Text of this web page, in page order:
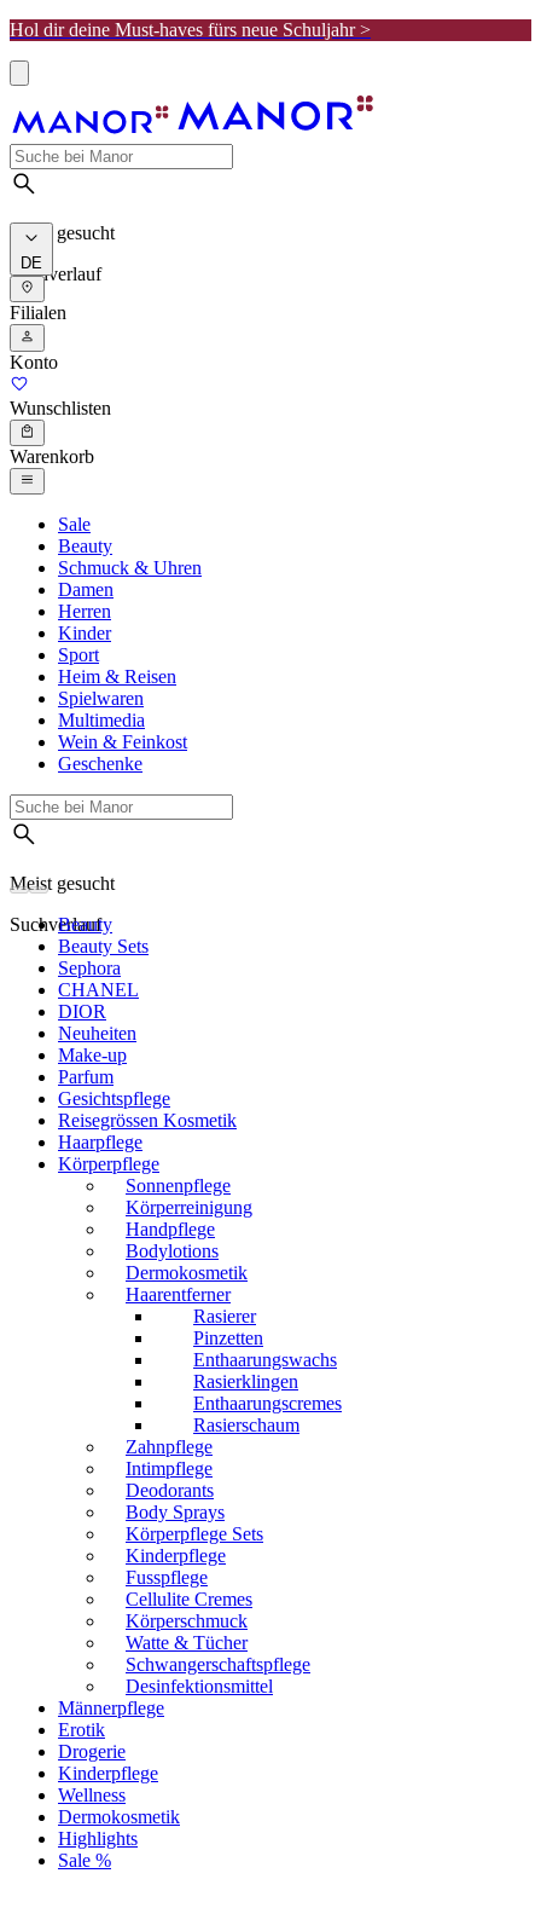
Hol dir deine Must-haves fürs neue Schuljahr >
Meist gesucht
Suchverlauf
DE
Filialen
Konto
Wunschlisten
Warenkorb
Sale
Beauty
Schmuck & Uhren
Damen
Herren
Kinder
Sport
Heim & Reisen
Spielwaren
Multimedia
Wein & Feinkost
Geschenke
Meist gesucht
Suchverlauf
Beauty
Beauty Sets
Sephora
CHANEL
DIOR
Neuheiten
Make-up
Parfum
Gesichtspflege
Reisegrössen Kosmetik
Haarpflege
Körperpflege
Sonnenpflege
Körperreinigung
Handpflege
Bodylotions
Dermokosmetik
Haarentferner
Rasierer
Pinzetten
Enthaarungswachs
Rasierklingen
Enthaarungscremes
Rasierschaum
Zahnpflege
Intimpflege
Deodorants
Body Sprays
Körperpflege Sets
Kinderpflege
Fusspflege
Cellulite Cremes
Körperschmuck
Watte & Tücher
Schwangerschaftspflege
Desinfektionsmittel
Männerpflege
Erotik
Drogerie
Kinderpflege
Wellness
Dermokosmetik
Highlights
Sale %